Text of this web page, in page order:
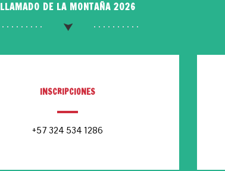
LLAMADO DE LA MONTAÑA 2026
INSCRIPCIONES
+57 324 534 1286